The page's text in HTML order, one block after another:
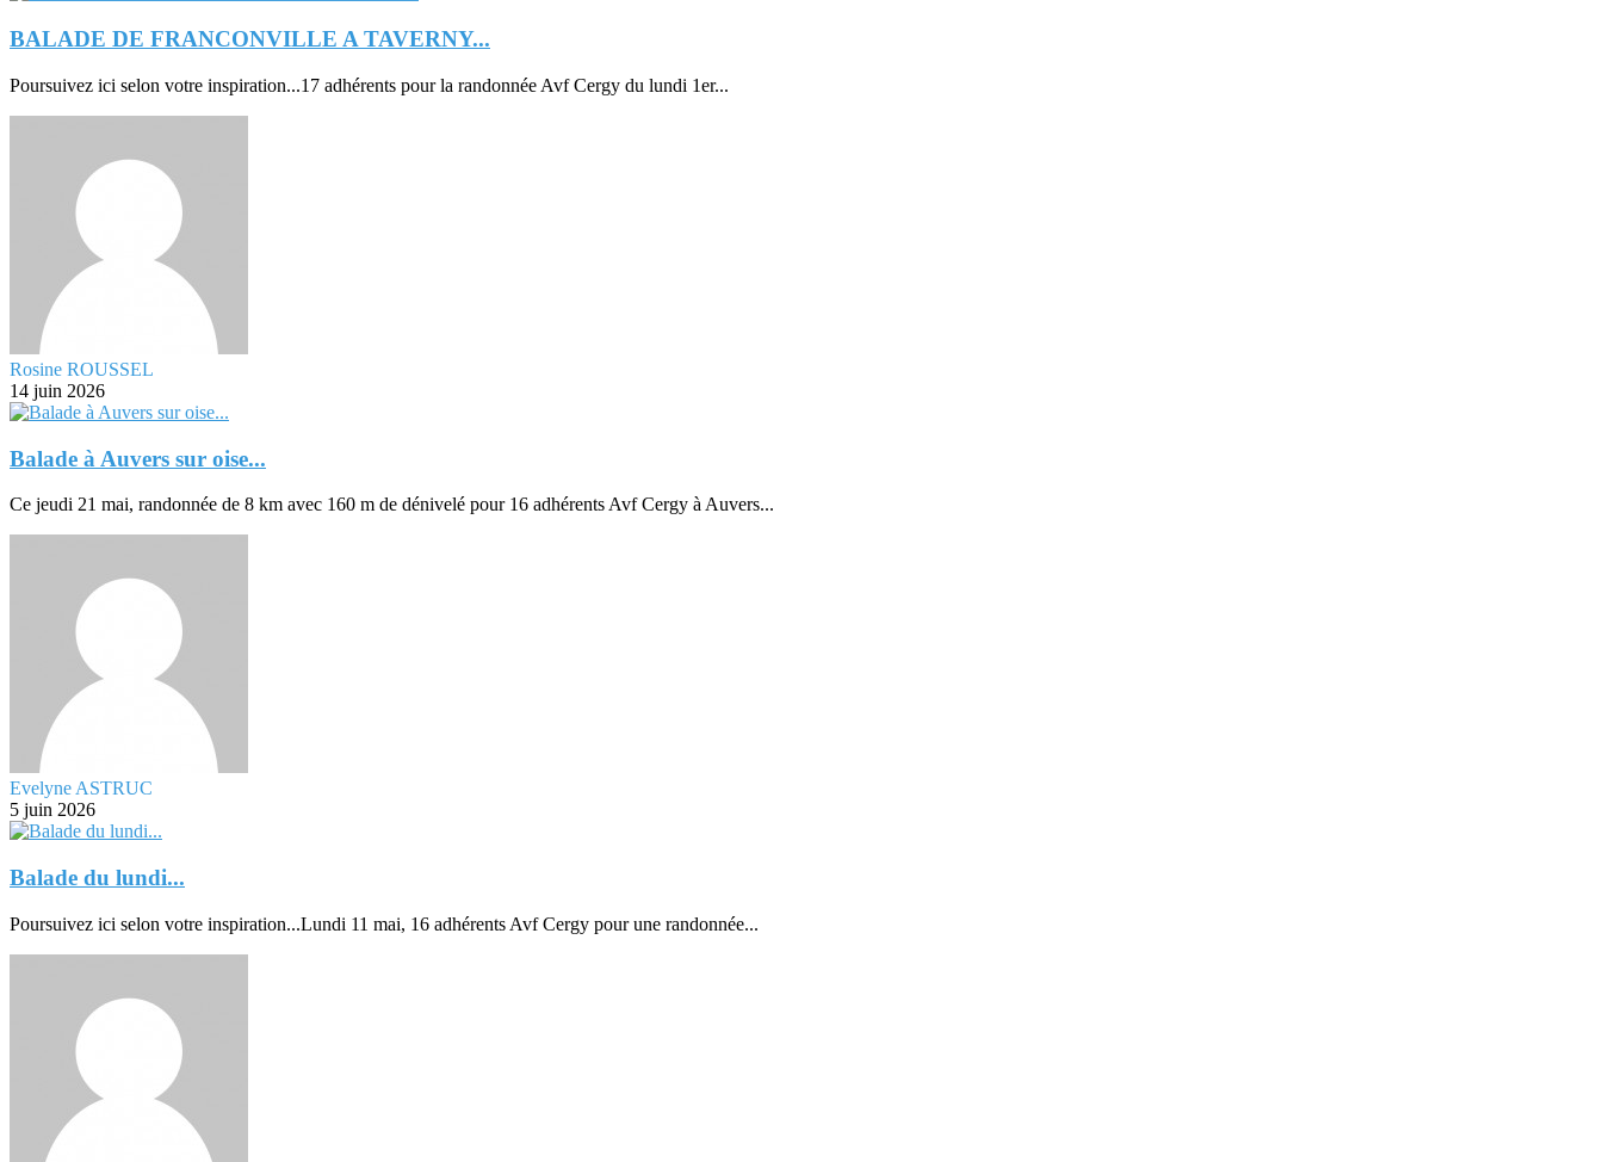
BALADE DE FRANCONVILLE A TAVERNY...
Poursuivez ici selon votre inspiration...17 adhérents pour la randonnée Avf Cergy du lundi 1er...
Rosine ROUSSEL
14 juin 2026
Balade à Auvers sur oise...
Ce jeudi 21 mai, randonnée de 8 km avec 160 m de dénivelé pour 16 adhérents Avf Cergy à Auvers...
Evelyne ASTRUC
5 juin 2026
Balade du lundi...
Poursuivez ici selon votre inspiration...Lundi 11 mai, 16 adhérents Avf Cergy pour une randonnée...